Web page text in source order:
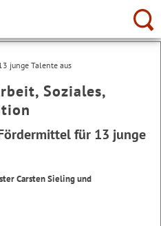
junge Talente aus
Soziales,
für 13 junge
Carsten Sieling und